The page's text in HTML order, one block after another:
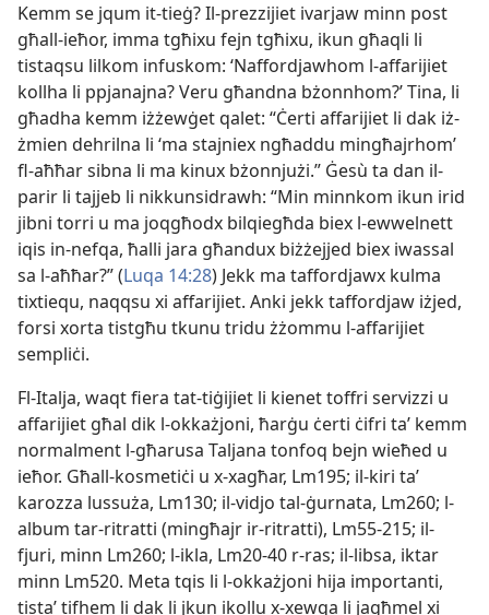
Kemm se jqum it-​tieġ? Il-​prezzijiet ivarjaw minn post
għall-​ieħor, imma tgħixu fejn tgħixu, ikun għaqli li
tistaqsu lilkom infuskom: ‘Naffordjawhom l-​affarijiet
kollha li ppjanajna? Veru għandna bżonnhom?’ Tina, li
għadha kemm iżżewġet qalet: “Ċerti affarijiet li dak iż-​
żmien dehrilna li ‘ma stajniex ngħaddu mingħajrhom’
fl-​aħħar sibna li ma kinux bżonnjużi.” Ġesù ta dan il-​
parir li tajjeb li nikkunsidrawh: “Min minnkom ikun irid
jibni torri u ma joqgħodx bilqiegħda biex l-​ewwelnett
iqis in-​nefqa, ħalli jara għandux biżżejjed biex iwassal
sa l-​aħħar?” (Luqa 14:28) Jekk ma taffordjawx kulma
tixtiequ, naqqsu xi affarijiet. Anki jekk taffordjaw iżjed,
forsi xorta tistgħu tkunu tridu żżommu l-​affarijiet
sempliċi.
Fl-​Italja, waqt fiera tat-​tiġijiet li kienet toffri servizzi u
affarijiet għal dik l-​okkażjoni, ħarġu ċerti ċifri taʼ kemm
normalment l-​għarusa Taljana tonfoq bejn wieħed u
ieħor. Għall-​kosmetiċi u x-​xagħar, Lm195; il-​kiri taʼ
karozza lussuża, Lm130; il-​vidjo tal-​ġurnata, Lm260; l-​
album tar-​ritratti (mingħajr ir-​ritratti), Lm55-215; il-​
fjuri, minn Lm260; l-​ikla, Lm20-40 r-​ras; il-​libsa, iktar
minn Lm520. Meta tqis li l-​okkażjoni hija importanti,
tistaʼ tifhem li dak li jkun ikollu x-​xewqa li jagħmel xi